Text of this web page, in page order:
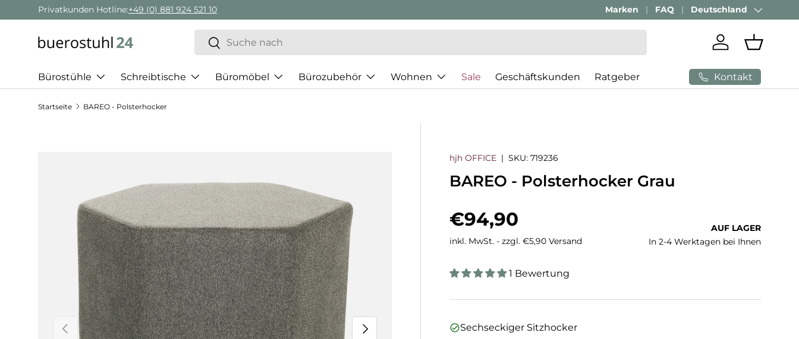
Direkt zum Inhalt
Privatkunden Hotline:+49 (0) 881 924 521 10 Geschäftskunden Beratung:+ 49 (0) 881 924 521
Marken FAQ Land/Region
Deutschland
Suchen
Suchen
Einloggen
Bürostühle Schreibtische Büromöbel Bürozubehör Wohnen Sale Geschäftskunden Ratgeber Kontakt
Startseite BAREO - Polsterhocker
Vorherige Nächste
hjh OFFICE |SKU: 719236
BAREO - Polsterhocker Grau
Normaler Preis
€94,90
inkl. MwSt. - zzgl. €5,90 Versand
AUF LAGER
In 2-4 Werktagen bei Ihnen
1 Bewertung
Sechseckiger Sitzhocker